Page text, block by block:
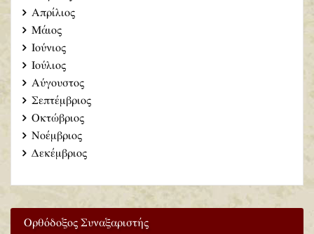
Απρίλιος
Μάιος
Ιούνιος
Ιούλιος
Αύγουστος
Σεπτέμβριος
Οκτώβριος
Νοέμβριος
Δεκέμβριος
Ορθόδοξος Συναξαριστής